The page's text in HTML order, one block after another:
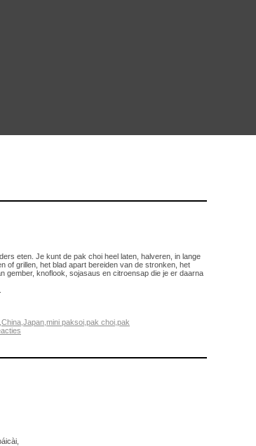
eten. Je kunt de pak choi heel laten, halveren, in lange
of grillen, het blad apart bereiden van de stronken, het
gember, knoflook, sojasaus en citroensap die je er daarna
China Japan mini paksoi pak choi pak